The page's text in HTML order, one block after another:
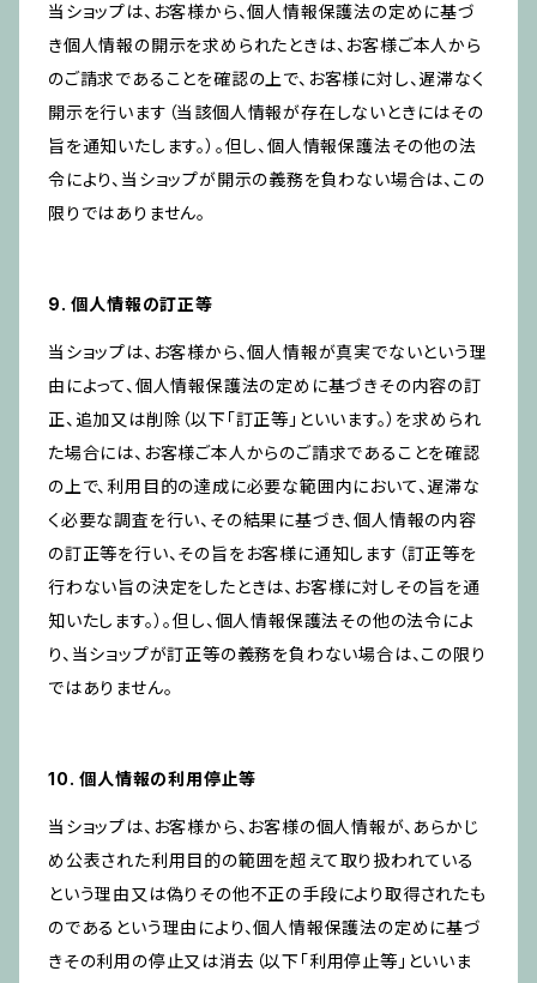
当ショップは、お客様から、個人情報保護法の定めに基づ
き個人情報の開示を求められたときは、お客様ご本人から
のご請求であることを確認の上で、お客様に対し、遅滞なく
開示を行います（当該個人情報が存在しないときにはその
旨を通知いたします。）。但し、個人情報保護法その他の法
令により、当ショップが開示の義務を負わない場合は、この
限りではありません。
9. 個人情報の訂正等
当ショップは、お客様から、個人情報が真実でないという理
由によって、個人情報保護法の定めに基づきその内容の訂
正、追加又は削除（以下「訂正等」といいます。）を求められ
た場合には、お客様ご本人からのご請求であることを確認
の上で、利用目的の達成に必要な範囲内において、遅滞な
く必要な調査を行い、その結果に基づき、個人情報の内容
の訂正等を行い、その旨をお客様に通知します（訂正等を
行わない旨の決定をしたときは、お客様に対しその旨を通
知いたします。）。但し、個人情報保護法その他の法令によ
り、当ショップが訂正等の義務を負わない場合は、この限り
ではありません。
10. 個人情報の利用停止等
当ショップは、お客様から、お客様の個人情報が、あらかじ
め公表された利用目的の範囲を超えて取り扱われている
という理由又は偽りその他不正の手段により取得されたも
のであるという理由により、個人情報保護法の定めに基づ
きその利用の停止又は消去（以下「利用停止等」といいま